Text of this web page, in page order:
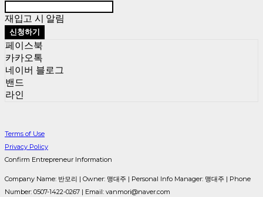
재입고 시 알림
신청하기
페이스북
카카오톡
네이버 블로그
밴드
라인
Terms of Use
Privacy Policy
Confirm Entrepreneur Information
Company Name: 반모리 | Owner: 맹대주 | Personal Info Manager: 맹대주 | Phone
Number: 0507-1422-0267 | Email: vanmori@naver.com